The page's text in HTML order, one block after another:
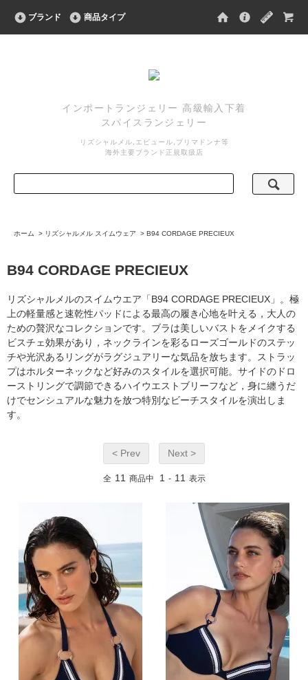
ブランド 商品タイプ
インポートランジェリー 高級輸入下着
スパイスランジェリー
リズシャルメル,エピュール,プリマドンナ等
海外主要ブランド正規取扱店
ホーム > リズシャルメル スイムウェア > B94 CORDAGE PRECIEUX
B94 CORDAGE PRECIEUX
リズシャルメルのスイムウエア「B94 CORDAGE PRECIEUX」。極
上の軽量感と速乾性パッドによる最高の履き心地を叶える，大人の
ための贅沢なコレクションです。ブラは美しいバストをメイクする
ビスチェ効果があり，ネックラインを彩るローズゴールドのステッ
チや光沢あるリングがラグジュアリーな気品を放ちます。ストラッ
プはホルターネックなど好みのスタイルを選択可能。サイドのドロ
ーストリングで調節できるハイウエストブリーフなど，身に纏うだ
けでセンシュアルな魅力を放つ特別なビーチスタイルを演出しま
す。
< Prev Next >
全 11 商品中 1 - 11 表示